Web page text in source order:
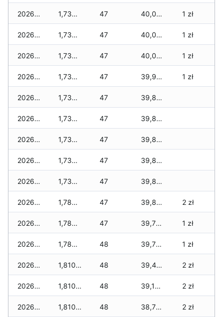
2026-04-26 1,735 zł 47 40,010 zł 1 zł
2026-04-25 1,735 zł 47 40,010 zł 1 zł
2026-04-24 1,735 zł 47 40,000 zł 1 zł
2026-04-23 1,735 zł 47 39,965 zł 1 zł
2026-04-22 1,735 zł 47 39,895 zł
2026-04-21 1,735 zł 47 39,885 zł
2026-04-20 1,735 zł 47 39,840 zł
2026-04-19 1,735 zł 47 39,840 zł
2026-04-18 1,735 zł 47 39,815 zł
2026-04-17 1,785 zł 47 39,805 zł 2 zł
2026-04-16 1,785 zł 47 39,770 zł 1 zł
2026-04-15 1,785 zł 48 39,720 zł 1 zł
2026-04-14 1,810 zł 48 39,470 zł 2 zł
2026-04-13 1,810 zł 48 39,175 zł 2 zł
2026-04-12 1,810 zł 48 38,710 zł 2 zł